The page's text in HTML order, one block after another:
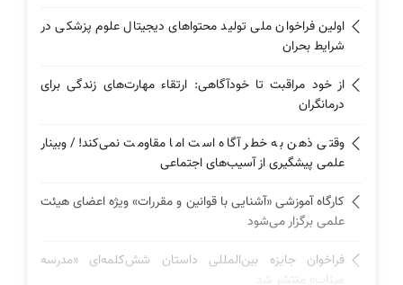
اولین فراخوان ملی تولید محتواهای دیجیتال علوم پزشکی در
شرایط بحران
از خود مراقبت تا خودآگاهی: ارتقاء مهارت‌های زندگی برای
درمانگران
وقتی ذهن به خطر آگاه است اما مقاومت نمی‌کند!/ وبینار
علمی پیشگیری از آسیب‌های اجتماعی
کارگاه آموزشی «آشنایی با قوانین و مقررات» ویژه اعضای هیئت
علمی برگزار می‌شود
فراخوان جایزه بین‌المللی داستان شش‌کلمه‌ای «مدرسه
میناب» منتشر شد